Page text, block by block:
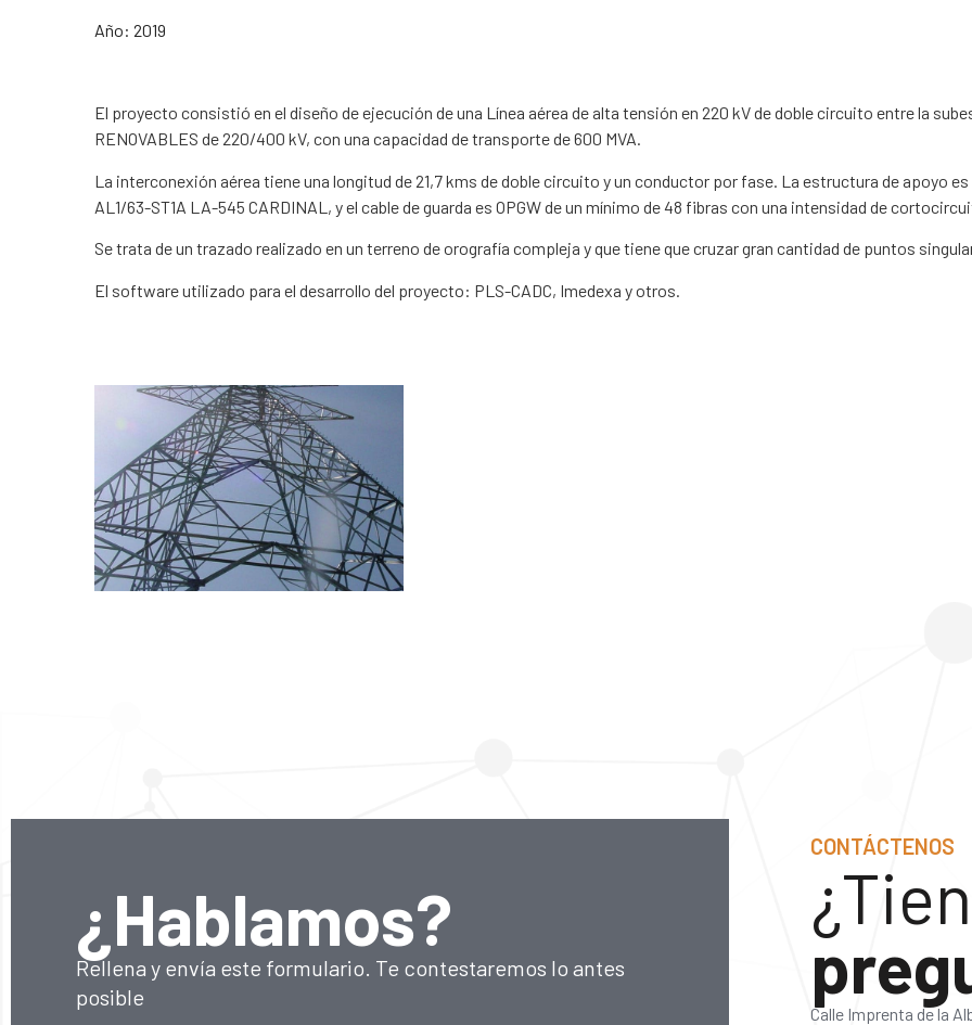
Año: 2019
El proyecto consistió en el diseño de ejecución de una Línea aérea de alta tensión en 220 kV de doble circuito entre la
RENOVABLES de 220/400 kV, con una capacidad de transporte de 600 MVA.
La interconexión aérea tiene una longitud de 21,7 kms de doble circuito y un conductor por fase. La estructura de apoyo
AL1/63-ST1A LA-545 CARDINAL, y el cable de guarda es OPGW de un mínimo de 48 fibras con una intensidad de
Se trata de un trazado realizado en un terreno de orografía compleja y que tiene que cruzar gran cantidad de puntos
El software utilizado para el desarrollo del proyecto: PLS-CADC, Imedexa y otros.
¿Hablamos?
Rellena y envía este formulario. Te contestaremos lo antes
posible
CONTÁCTENOS
Calle Imprenta de la